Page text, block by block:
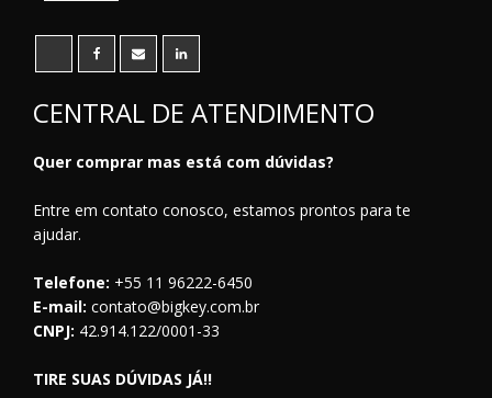
CENTRAL DE ATENDIMENTO
Quer comprar mas está com dúvidas?
Entre em contato conosco, estamos prontos para te
ajudar.
Telefone: +55 11 96222-6450
E-mail: contato@bigkey.com.br
CNPJ: 42.914.122/0001-33
TIRE SUAS DÚVIDAS JÁ!!